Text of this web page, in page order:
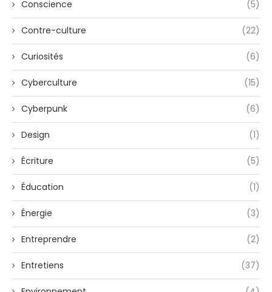
Conscience (5)
Contre-culture (22)
Curiosités (6)
Cyberculture (15)
Cyberpunk (6)
Design (1)
Écriture (5)
Éducation (1)
Énergie (3)
Entreprendre (2)
Entretiens (37)